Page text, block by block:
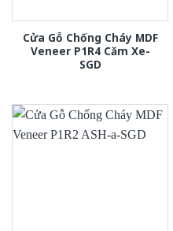
Cửa Gỗ Chống Cháy MDF
Veneer P1R4 Căm Xe-
SGD